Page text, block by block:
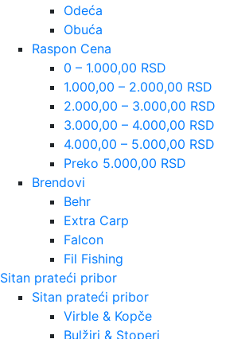
Odeća
Obuća
Raspon Cena
0 – 1.000,00 RSD
1.000,00 – 2.000,00 RSD
2.000,00 – 3.000,00 RSD
3.000,00 – 4.000,00 RSD
4.000,00 – 5.000,00 RSD
Preko 5.000,00 RSD
Brendovi
Behr
Extra Carp
Falcon
Fil Fishing
Sitan prateći pribor
Sitan prateći pribor
Virble & Kopče
Bulžiri & Stoperi